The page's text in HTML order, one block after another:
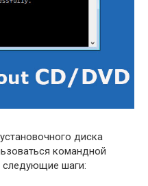
диска
командной
следующие шаги: